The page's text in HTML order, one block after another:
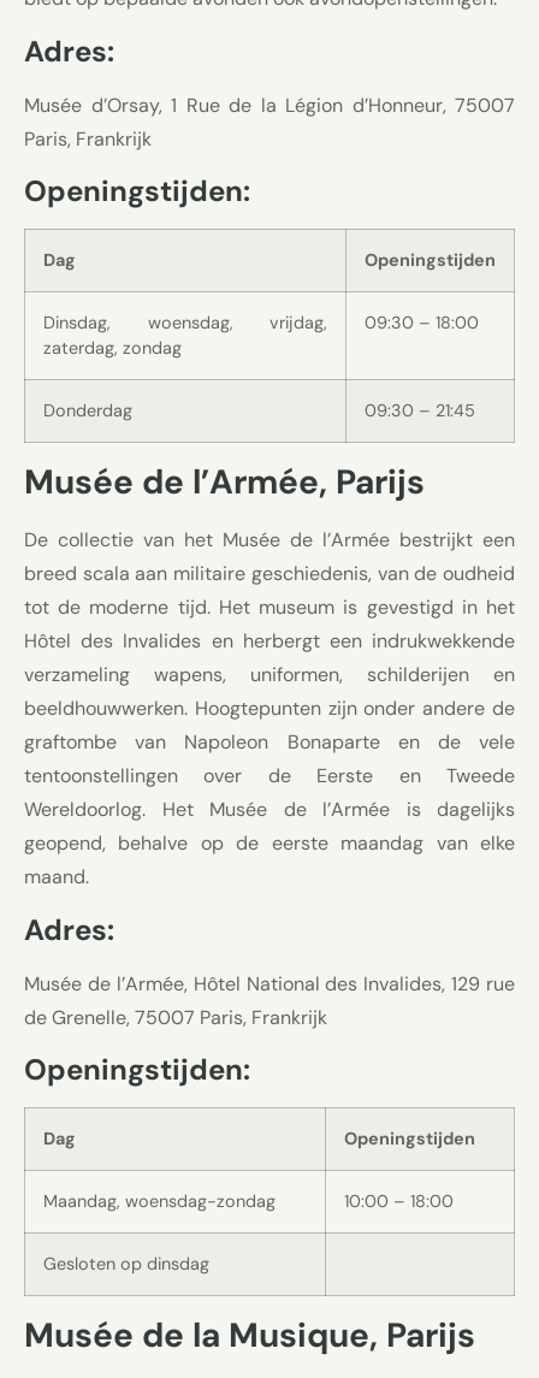
Adres:
Musée d’Orsay, 1 Rue de la Légion d’Honneur, 75007
Paris, Frankrijk
Openingstijden:
Dag Openingstijden
Dinsdag, woensdag, vrijdag,
zaterdag, zondag
09:30 – 18:00
Donderdag 09:30 – 21:45
Musée de l’Armée, Parijs
De collectie van het Musée de l’Armée bestrijkt een
breed scala aan militaire geschiedenis, van de oudheid
tot de moderne tijd. Het museum is gevestigd in het
Hôtel des Invalides en herbergt een indrukwekkende
verzameling wapens, uniformen, schilderijen en
beeldhouwwerken. Hoogtepunten zijn onder andere de
graftombe van Napoleon Bonaparte en de vele
tentoonstellingen over de Eerste en Tweede
Wereldoorlog. Het Musée de l’Armée is dagelijks
geopend, behalve op de eerste maandag van elke
maand.
Adres:
Musée de l’Armée, Hôtel National des Invalides, 129 rue
de Grenelle, 75007 Paris, Frankrijk
Openingstijden:
Dag Openingstijden
Maandag, woensdag-zondag 10:00 – 18:00
Gesloten op dinsdag
Musée de la Musique, Parijs